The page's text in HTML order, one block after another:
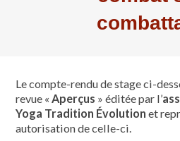
Le compte-rendu de stage ci-
revue « Aperçus » éditée par l’
Yoga Tradition Évolution et
autorisation de celle-ci.